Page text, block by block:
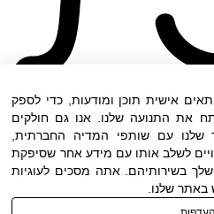
אישית תוכן ומודעות, כדי לספק
את התנועה שלנו. אנו גם חולקים
עם שותפי המדיה החברתית,
לשלב אותו עם מידע אחר שסיפקת
בשירותיהם. אתה מסכים לעוגיות
שלנו.